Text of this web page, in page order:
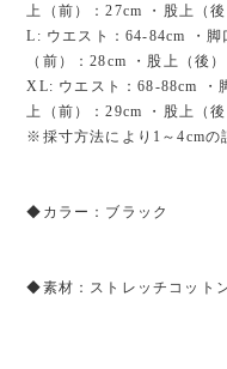
上（前）：27cm ・股上（
L: ウエスト：64-84cm ・
（前）：28cm ・股上（後
XL: ウエスト：68-88cm ・
上（前）：29cm ・股上（
※採寸方法により1～4cmの
◆カラー：ブラック
◆素材：ストレッチコット